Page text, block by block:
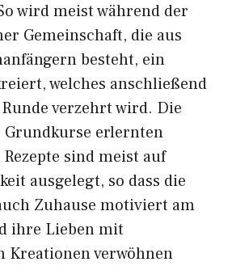
wird meist während der
Gemeinschaft, die aus
besteht, ein
welches anschließend
verzehrt wird. Die
Grundkurse erlernten
sind meist auf
ausgelegt, so dass die
Zuhause motiviert am
ihre Lieben mit
Kreationen verwöhnen